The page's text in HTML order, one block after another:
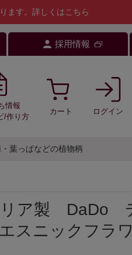
ます。 詳しくはこちら
採用情報
情報
/作り方
カート ログイン
葉っぱなどの植物柄
ア製 DaDo
スニックフラ